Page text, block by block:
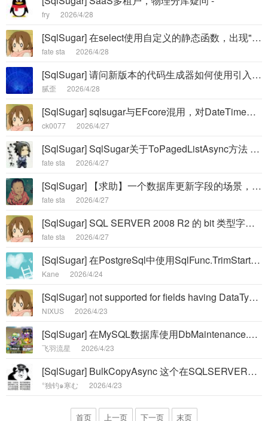
fry 2026/4/28
[SqlSugar] 在select使用自定义的静态函数，出现"no support Check if the "...错误 -
fate sta 2026/4/28
[SqlSugar] 请问新版本的代码生成器如何使用引入NameSpace？ -
腻歪 2026/4/28
[SqlSugar] sqlsugar与EFcore混用，对DateTime的处理出现了问题 -
ck0077 2026/4/27
[SqlSugar] SqlSugar关于ToPagedListAsync方法 用时值对象的数组字段返回值为null的问题 -
fate sta 2026/4/27
[SqlSugar] 【求助】一个数据库更新字段的场景，怎么保证事务一致性 -
fate sta 2026/4/27
[SqlSugar] SQL SERVER 2008 R2 的 bit 类型字段使用ODBC进行更新数据出错 -
fate sta 2026/4/27
[SqlSugar] 在PostgreSql中使用SqlFunc.TrimStart发现的两个问题 -
Kane 2026/4/24
[SqlSugar] not supported for fields having DataTypeName 'public.geometr -
NIXUS 2026/4/23
[SqlSugar] 在MySQL数据库使用DbMaintenance.AddColumn添加列时, 底层生成sql语句逻辑有问题 -
飞羽流星 2026/4/23
[SqlSugar] BulkCopyAsync 这个在SQLSERVER中会自动提交吗？ -
°独钓๑寒む 2026/4/23
首页 上一页 下一页 末页